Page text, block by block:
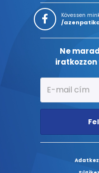
Kövessen
/
Ne